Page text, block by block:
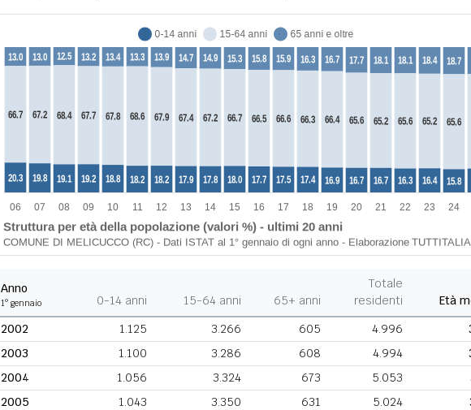
Anno
1° gennaio 0-14 anni 15-64 anni 65+ anni
Totale
residenti
Età
2002
1.125 3.266 605 4.996
2003
1.100 3.286 608 4.994
2004
1.056 3.324 673 5.053
2005
1.043 3.350 631 5.024